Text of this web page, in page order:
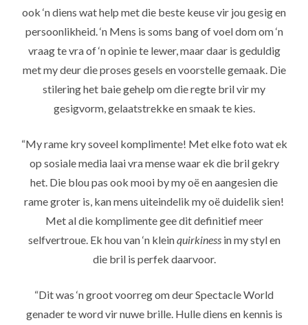
ook ‘n diens wat help met die beste keuse vir jou gesig en
persoonlikheid. ‘n Mens is soms bang of voel dom om ‘n
vraag te vra of ‘n opinie te lewer, maar daar is geduldig
met my deur die proses gesels en voorstelle gemaak. Die
stilering het baie gehelp om die regte bril vir my
gesigvorm, gelaatstrekke en smaak te kies.
“My rame kry soveel komplimente! Met elke foto wat ek
op sosiale media laai vra mense waar ek die bril gekry
het. Die blou pas ook mooi by my oë en aangesien die
rame groter is, kan mens uiteindelik my oë duidelik sien!
Met al die komplimente gee dit definitief meer
selfvertroue. Ek hou van ‘n kleinquirkinessin my styl en
die bril is perfek daarvoor.
“Dit was ‘n groot voorreg om deur Spectacle World
genader te word vir nuwe brille. Hulle diens en kennis is